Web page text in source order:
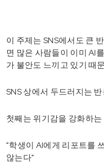
이 주제는 SNS에서도 큰
면 많은 사람들이 이미 AI
가 불안도 느끼고 있기 때
SNS 상에서 두드러지는
첫째는 위기감을 강화하는
"학생이 AI에게 리포트를
않는다"